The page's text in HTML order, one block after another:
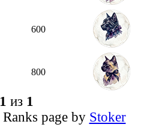
600
800
1 из 1
Ranks page by Stoker